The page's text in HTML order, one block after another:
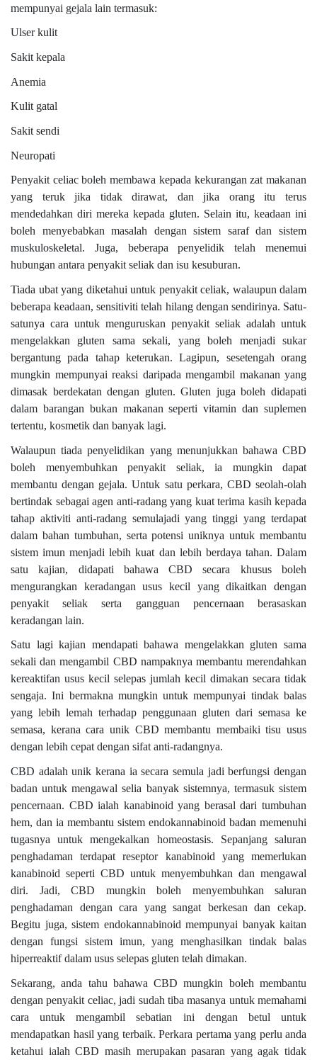
mempunyai gejala lain termasuk:
Ulser kulit
Sakit kepala
Anemia
Kulit gatal
Sakit sendi
Neuropati
Penyakit celiac boleh membawa kepada kekurangan zat makanan
yang teruk jika tidak dirawat, dan jika orang itu terus
mendedahkan diri mereka kepada gluten. Selain itu, keadaan ini
boleh menyebabkan masalah dengan sistem saraf dan sistem
muskuloskeletal. Juga, beberapa penyelidik telah menemui
hubungan antara penyakit seliak dan isu kesuburan.
Tiada ubat yang diketahui untuk penyakit celiak, walaupun dalam
beberapa keadaan, sensitiviti telah hilang dengan sendirinya. Satu-
satunya cara untuk menguruskan penyakit seliak adalah untuk
mengelakkan gluten sama sekali, yang boleh menjadi sukar
bergantung pada tahap keterukan. Lagipun, sesetengah orang
mungkin mempunyai reaksi daripada mengambil makanan yang
dimasak berdekatan dengan gluten. Gluten juga boleh didapati
dalam barangan bukan makanan seperti vitamin dan suplemen
tertentu, kosmetik dan banyak lagi.
Walaupun tiada penyelidikan yang menunjukkan bahawa CBD
boleh menyembuhkan penyakit seliak, ia mungkin dapat
membantu dengan gejala. Untuk satu perkara, CBD seolah-olah
bertindak sebagai agen anti-radang yang kuat terima kasih kepada
tahap aktiviti anti-radang semulajadi yang tinggi yang terdapat
dalam bahan tumbuhan, serta potensi uniknya untuk membantu
sistem imun menjadi lebih kuat dan lebih berdaya tahan. Dalam
satu kajian, didapati bahawa CBD secara khusus boleh
mengurangkan keradangan usus kecil yang dikaitkan dengan
penyakit seliak serta gangguan pencernaan berasaskan
keradangan lain.
Satu lagi kajian mendapati bahawa mengelakkan gluten sama
sekali dan mengambil CBD nampaknya membantu merendahkan
kereaktifan usus kecil selepas jumlah kecil dimakan secara tidak
sengaja. Ini bermakna mungkin untuk mempunyai tindak balas
yang lebih lemah terhadap penggunaan gluten dari semasa ke
semasa, kerana cara unik CBD membantu membaiki tisu usus
dengan lebih cepat dengan sifat anti-radangnya.
CBD adalah unik kerana ia secara semula jadi berfungsi dengan
badan untuk mengawal selia banyak sistemnya, termasuk sistem
pencernaan. CBD ialah kanabinoid yang berasal dari tumbuhan
hem, dan ia membantu sistem endokannabinoid badan memenuhi
tugasnya untuk mengekalkan homeostasis. Sepanjang saluran
penghadaman terdapat reseptor kanabinoid yang memerlukan
kanabinoid seperti CBD untuk menyembuhkan dan mengawal
diri. Jadi, CBD mungkin boleh menyembuhkan saluran
penghadaman dengan cara yang sangat berkesan dan cekap.
Begitu juga, sistem endokannabinoid mempunyai banyak kaitan
dengan fungsi sistem imun, yang menghasilkan tindak balas
hiperreaktif dalam usus selepas gluten telah dimakan.
Sekarang, anda tahu bahawa CBD mungkin boleh membantu
dengan penyakit celiac, jadi sudah tiba masanya untuk memahami
cara untuk mengambil sebatian ini dengan betul untuk
mendapatkan hasil yang terbaik. Perkara pertama yang perlu anda
ketahui ialah CBD masih merupakan pasaran yang agak tidak